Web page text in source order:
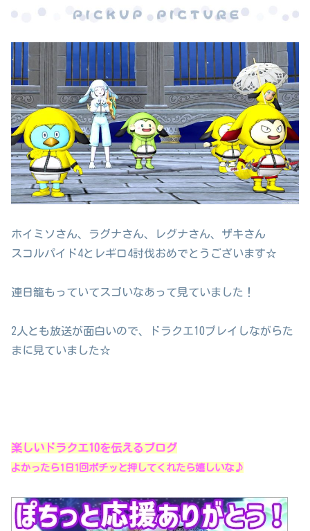
ホイミソさん、ラグナさん、レグナさん、ザキさん
スコルパイド4とレギロ4討伐おめでとうございます☆
連日籠もっていてスゴいなあって見ていました！
2人とも放送が面白いので、ドラクエ10プレイしながらた
まに見ていました☆
楽しいドラクエ10を伝えるブログ
よかったら1日1回ポチッと押してくれたら嬉しいな♪